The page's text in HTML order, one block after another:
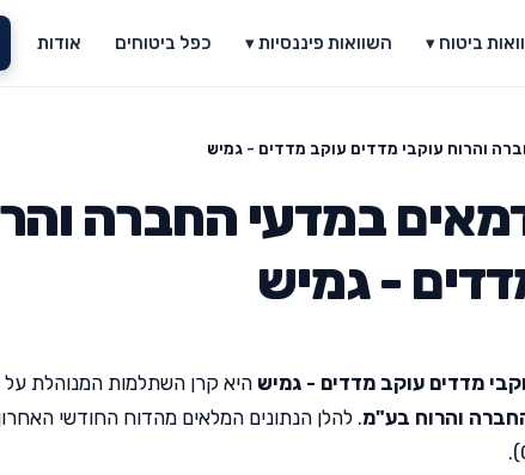
ביטוח ▾ השוואות פיננסיות ▾ כפל ביטוחים אודות
והרוח עוקבי מדדים עוקב מדדים - גמיש
במדעי החברה
- גמיש
מדדים עוקב מדדים - גמיש היא קרן השתלמות המנוהלת על
והרוח בע"מ. להלן הנתונים המלאים מהדוח החודשי